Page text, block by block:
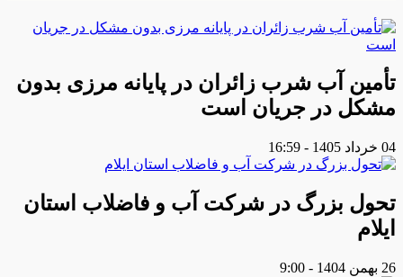
تأمین آب شرب زائران در پایانه مرزی بدون
مشکل در جریان است
04 خرداد 1405 - 16:59
تحول بزرگ در شرکت آب و فاضلاب استان
ایلام
26 بهمن 1404 - 9:00